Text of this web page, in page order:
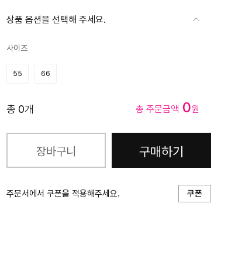
상품 옵션을 선택해 주세요.
사이즈
55 66
총 0개 총 주문금액 0원
장바구니 구매하기
주문서에서 쿠폰을 적용해주세요. 쿠폰